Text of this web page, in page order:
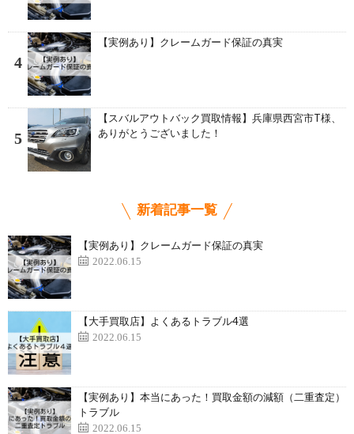
4
【実例あり】クレームガード保証の真実
5
【スバルアウトバック買取情報】兵庫県西宮市T様、
ありがとうございました！
新着記事一覧
【実例あり】クレームガード保証の真実
2022.06.15
【大手買取店】よくあるトラブル4選
2022.06.15
【実例あり】本当にあった！買取金額の減額（二重査定）
トラブル
2022.06.15